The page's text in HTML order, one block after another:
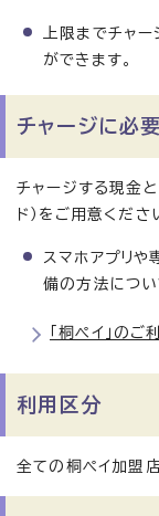
上限までチャ
ができます。
チャージに必
チャージする現金
ド）をご用意くださ
スマホアプリや
備の方法につい
「桐ペイ」のご
利用区分
全ての桐ペイ加盟